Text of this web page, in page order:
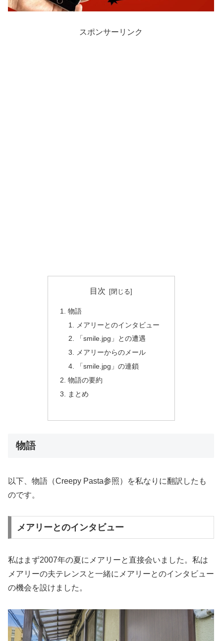
スポンサーリンク
目次
物語
メアリーとのインタビュー
「smile.jpg」との遭遇
メアリーからのメール
「smile.jpg」の連鎖
物語の要約
まとめ
物語
以下、物語（Creepy Pasta参照）を私なりに翻訳したも
のです。
メアリーとのインタビュー
私はまず2007年の夏にメアリーと直接会いました。私は
メアリーの夫テレンスと一緒にメアリーとのインタビュー
の機会を設けました。